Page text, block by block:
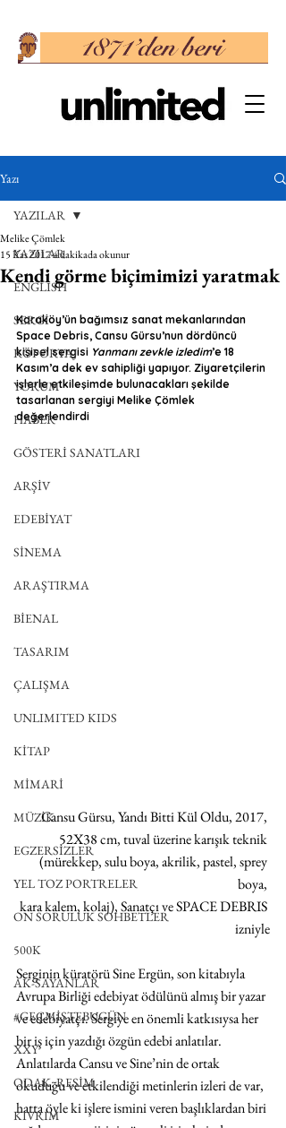
Yazı
YAZILAR
ENGLISH
SERGİ
RÖPORTAJ
YORUM
HABER
GÖSTERİ SANATLARI
ARŞİV
EDEBİYAT
SİNEMA
ARAŞTIRMA
BİENAL
TASARIM
ÇALIŞMA
UNLIMITED KIDS
KİTAP
MİMARİ
MÜZİK
EGZERSİZLER
YEL TOZ PORTRELER
ON SORULUK SOHBETLER
500K
AK-SAYANLAR
#GEÇMİŞTEBUGÜN
XXY
ODAK: RESİM
KIVRIM
YAZILAR
Kendi görme biçimimizi yaratmak
Melike Çömlek
15 Kas 20174 dakikada okunur
Karaköy’ün bağımsız sanat mekanlarından
Space Debris, Cansu Gürsu’nun dördüncü
kişisel sergisi Yanmanı zevkle izledim’e 18
Kasım’a dek ev sahipliği yapıyor. Ziyaretçilerin
işlerle etkileşimde bulunacakları şekilde
tasarlanan sergiyi Melike Çömlek
değerlendirdi
Cansu Gürsu, Yandı Bitti Kül Oldu, 2017,
52X38 cm, tuval üzerine karışık teknik
(mürekkep, sulu boya, akrilik, pastel, sprey
boya,
kara kalem, kolaj), Sanatçı ve SPACE DEBRIS
izniyle
Serginin küratörü Sine Ergün, son kitabıyla
Avrupa Birliği edebiyat ödülünü almış bir yazar
ve edebiyatçı. Sergiye en önemli katkısıysa her
bir iş için yazdığı özgün edebi anlatılar.
Anlatılarda Cansu ve Sine’nin de ortak
okuduğu ve etkilendiği metinlerin izleri de var,
hatta öyle ki işlere ismini veren başlıklardan biri